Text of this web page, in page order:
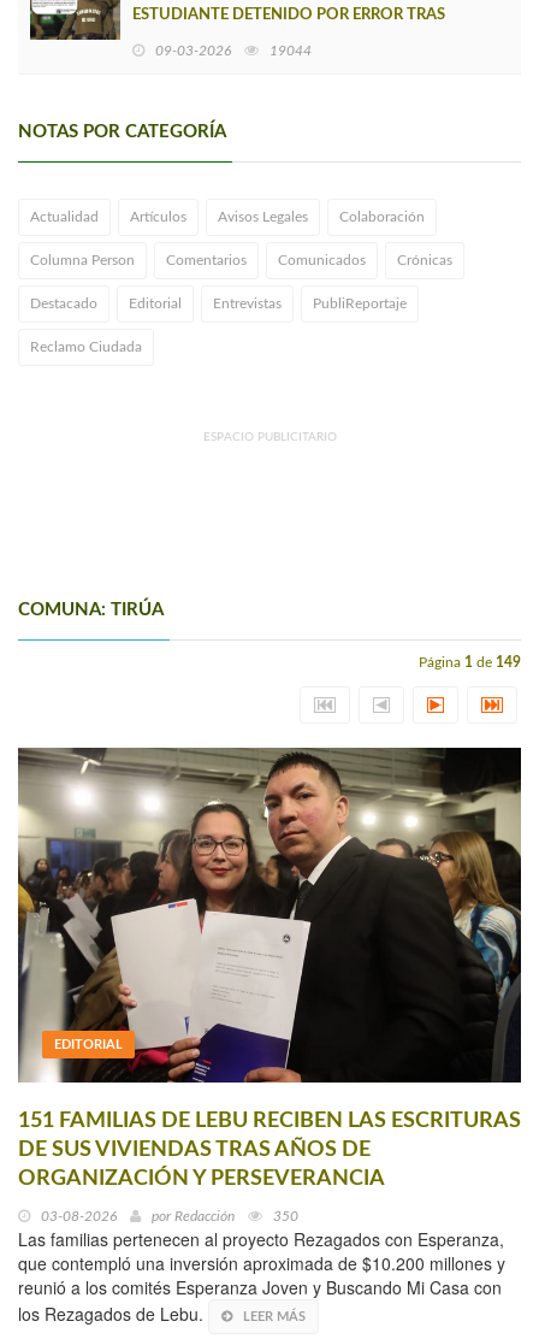
ESTUDIANTE DETENIDO POR ERROR TRAS
09-03-2026 19044
NOTAS POR CATEGORÍA
Actualidad Artículos Avisos Legales Colaboración
Columna Person Comentarios Comunicados Crónicas
Destacado Editorial Entrevistas PubliReportaje
Reclamo Ciudada
ESPACIO PUBLICITARIO
COMUNA: TIRÚA
Página 1 de 149
EDITORIAL
151 FAMILIAS DE LEBU RECIBEN LAS ESCRITURAS
DE SUS VIVIENDAS TRAS AÑOS DE
ORGANIZACIÓN Y PERSEVERANCIA
03-08-2026 por Redacción 350
Las familias pertenecen al proyecto Rezagados con Esperanza,
que contempló una inversión aproximada de $10.200 millones y
reunió a los comités Esperanza Joven y Buscando Mi Casa con
los Rezagados de Lebu.
LEER MÁS